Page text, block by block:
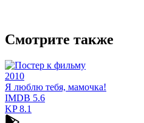
Смотрите также
2010
Я люблю тебя, мамочка!
IMDB 5.6
KP8.1